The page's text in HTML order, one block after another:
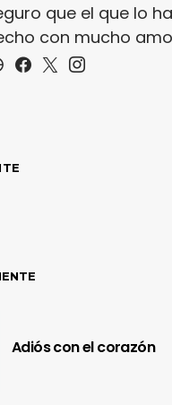
que el que lo
con mucho
Adiós con el corazón